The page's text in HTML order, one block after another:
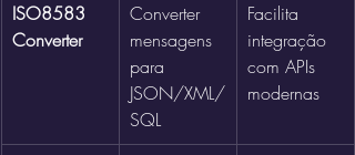
ISO8583
Converter
Converter
mensagens
para
JSON/XML/
SQL
Facilita
integração
com APIs
modernas